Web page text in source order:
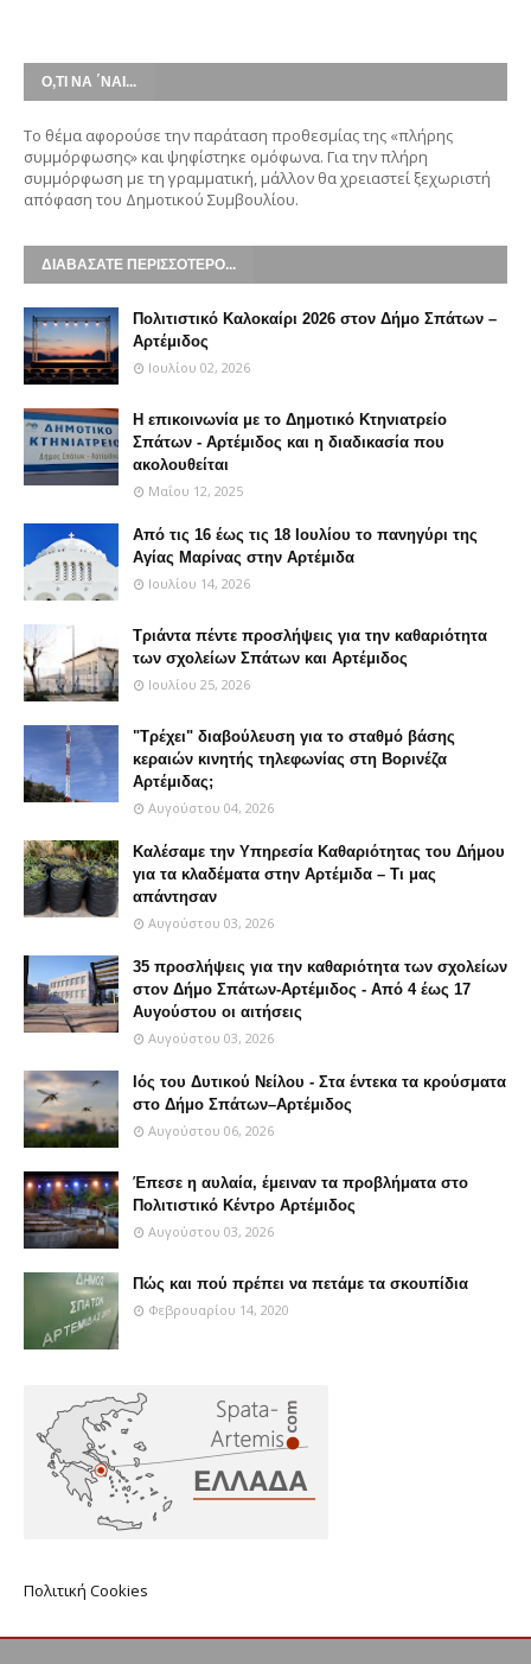
Ο,ΤΙ ΝΑ ΄ΝΑΙ...
Το θέμα αφορούσε την παράταση προθεσμίας της «πλήρης
συμμόρφωσης» και ψηφίστηκε ομόφωνα. Για την πλήρη
συμμόρφωση με τη γραμματική, μάλλον θα χρειαστεί ξεχωριστή
απόφαση του Δημοτικού Συμβουλίου.
ΔΙΑΒΑΣΑΤΕ ΠΕΡΙΣΣΟΤΕΡΟ...
Πολιτιστικό Καλοκαίρι 2026 στον Δήμο Σπάτων –
Αρτέμιδος
Ιουλίου 02, 2026
Η επικοινωνία με το Δημοτικό Κτηνιατρείο
Σπάτων - Αρτέμιδος και η διαδικασία που
ακολουθείται
Μαΐου 12, 2025
Από τις 16 έως τις 18 Ιουλίου το πανηγύρι της
Αγίας Μαρίνας στην Αρτέμιδα
Ιουλίου 14, 2026
Τριάντα πέντε προσλήψεις για την καθαριότητα
των σχολείων Σπάτων και Αρτέμιδος
Ιουλίου 25, 2026
"Τρέχει" διαβούλευση για τo σταθμό βάσης
κεραιών κινητής τηλεφωνίας στη Βορινέζα
Αρτέμιδας;
Αυγούστου 04, 2026
Καλέσαμε την Υπηρεσία Καθαριότητας του Δήμου
για τα κλαδέματα στην Αρτέμιδα – Τι μας
απάντησαν
Αυγούστου 03, 2026
35 προσλήψεις για την καθαριότητα των σχολείων
στον Δήμο Σπάτων-Αρτέμιδος - Από 4 έως 17
Αυγούστου οι αιτήσεις
Αυγούστου 03, 2026
Ιός του Δυτικού Νείλου - Στα έντεκα τα κρούσματα
στο Δήμο Σπάτων–Αρτέμιδος
Αυγούστου 06, 2026
Έπεσε η αυλαία, έμειναν τα προβλήματα στο
Πολιτιστικό Κέντρο Αρτέμιδος
Αυγούστου 03, 2026
Πώς και πού πρέπει να πετάμε τα σκουπίδια
Φεβρουαρίου 14, 2020
Πολιτική Cookies